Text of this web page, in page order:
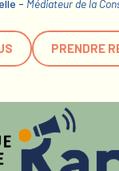
- Médiateur de la
PRENDRE